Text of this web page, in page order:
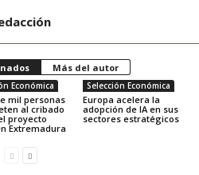
Más del autor
Económica
mil personas
al cribado
proyecto
Extremadura
Selección Económica
Europa acelera la
adopción de IA en sus
sectores estratégicos